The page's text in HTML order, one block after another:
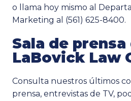
o llama hoy mismo al
Marketing al (561) 625-8400.
Sala de prensa
LaBovick Law
Consulta nuestros últimos
prensa, entrevistas de TV,